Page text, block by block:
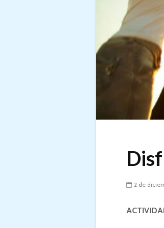
2 de